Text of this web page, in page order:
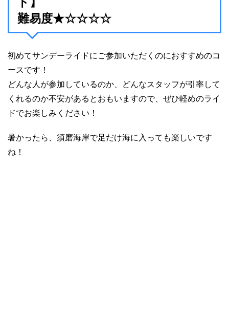
難易度★☆☆☆☆
初めてサンデーライドにご参加いただくのにおすすめのコ
ースです！
どんな人が参加しているのか、どんなスタッフが引率して
くれるのか不安があるとおもいますので、ぜひ軽めのライ
ドでお楽しみください！
暑かったら、須磨海岸で足だけ海に入っても楽しいです
ね！